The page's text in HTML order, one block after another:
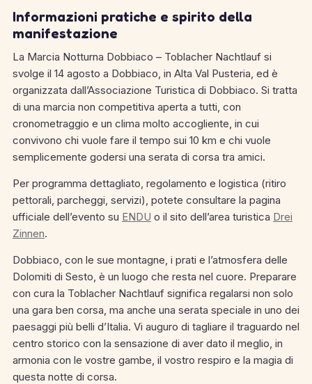
Informazioni pratiche e spirito della
manifestazione
La Marcia Notturna Dobbiaco – Toblacher Nachtlauf si
svolge il 14 agosto a Dobbiaco, in Alta Val Pusteria, ed è
organizzata dall’Associazione Turistica di Dobbiaco. Si tratta
di una marcia non competitiva aperta a tutti, con
cronometraggio e un clima molto accogliente, in cui
convivono chi vuole fare il tempo sui 10 km e chi vuole
semplicemente godersi una serata di corsa tra amici.
Per programma dettagliato, regolamento e logistica (ritiro
pettorali, parcheggi, servizi), potete consultare la pagina
ufficiale dell’evento su ENDU o il sito dell’area turistica Drei
Zinnen.
Dobbiaco, con le sue montagne, i prati e l’atmosfera delle
Dolomiti di Sesto, è un luogo che resta nel cuore. Preparare
con cura la Toblacher Nachtlauf significa regalarsi non solo
una gara ben corsa, ma anche una serata speciale in uno dei
paesaggi più belli d’Italia. Vi auguro di tagliare il traguardo nel
centro storico con la sensazione di aver dato il meglio, in
armonia con le vostre gambe, il vostro respiro e la magia di
questa notte di corsa.